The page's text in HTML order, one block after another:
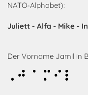
NATO-Alphabet):
Juliett - Alfa - Mike -
Der Vorname Jamil in
Jamil